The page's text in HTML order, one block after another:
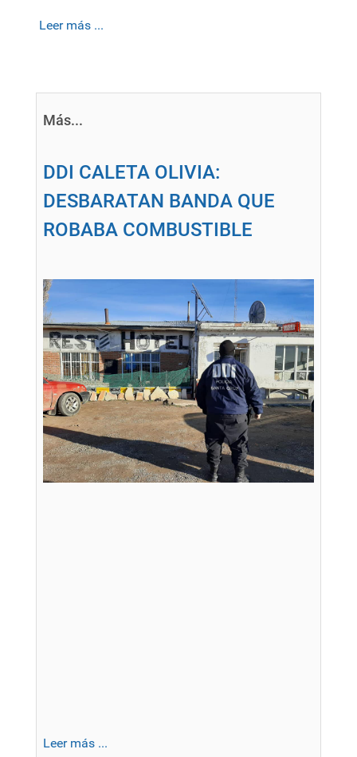
Leer más ...
Más...
DDI CALETA OLIVIA:
DESBARATAN BANDA QUE
ROBABA COMBUSTIBLE
Leer más ...